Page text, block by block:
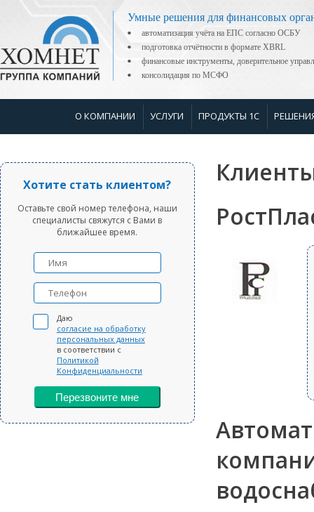
Умные решения для финансовых
автоматизация учёта на ЕПС согласно ОСБУ
подготовка отчётности в формате XBRL
финансовые инструменты, доверительное
консолидация по МСФО
О КОМПАНИИ УСЛУГИ ПРОДУКТЫ 1С
Хотите стать клиентом?
Оставьте свой номер телефона, наши
специалисты свяжутся с Вами в
ближайшее время.
Даю
согласие на обработку
персональных данных
в соответствии с
Политикой
Конфиденциальности
Перезвоните мне